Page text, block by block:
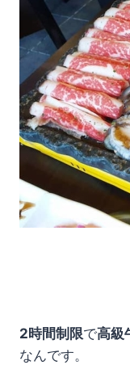
2時間制限で高級
なんです。